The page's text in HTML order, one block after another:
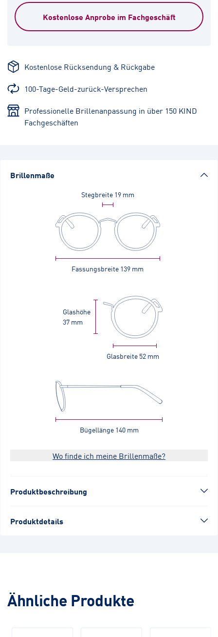
Kostenlose Anprobe im Fachgeschäft
Kostenlose Rücksendung & Rückgabe
100-Tage-Geld-zurück-Versprechen
Professionelle Brillenanpassung in über 150 KIND
Fachgeschäften
Brillenmaße
Stegbreite 19 mm
Fassungsbreite 139 mm
Glasbreite 52 mm
Glashöhe
37 mm
Bügellänge 140 mm
Wo finde ich meine Brillenmaße?
Produktbeschreibung
Produktdetails
Ähnliche Produkte